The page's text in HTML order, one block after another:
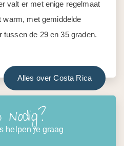
valt er met enige regelmaat
warm, met gemiddelde
tussen de 29 en 35 graden.
Alles over Costa Rica
helpen je graag